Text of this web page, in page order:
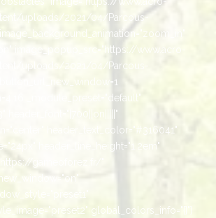
uploads/2021/04/Parcous-
image_popup_src="https://www.acro-
uploads/2021/04/Parcous-
_module_preset="default"
header_font="|700||on|||||"
header_text_color="#316041"
header_line_height="1.2em"
gameoforez.fr/"
global_colors_info="{}"]